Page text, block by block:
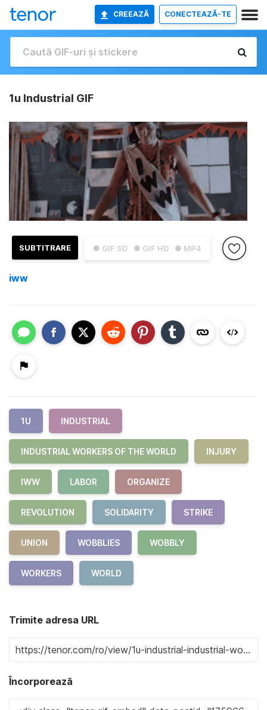
CREEAZĂ CONECTEAZĂ-TE
1u Industrial GIF
● GIF SD ● GIF HD ● MP4
SUBTITRARE
iww
1U INDUSTRIAL
INDUSTRIAL WORKERS OF THE WORLD INJURY
IWW LABOR ORGANIZE
REVOLUTION SOLIDARITY STRIKE
UNION WOBBLIES WOBBLY
WORKERS WORLD
Trimite adresa URL
Încorporează